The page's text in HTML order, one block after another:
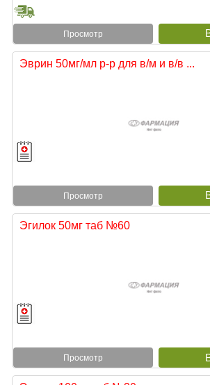
Просмотр
Эврин 50мг/мл р-р для в/м и в/в ...
Просмотр
Эгилок 50мг таб №60
Просмотр